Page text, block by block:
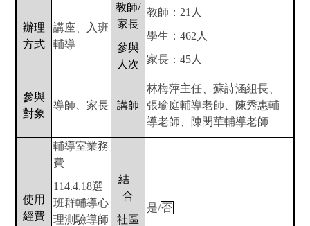
辦理
方式
講座、入班
輔導
教師/
家長
參與
人次
教師：21人
學生：462人
家長：45人
參與
對象
導師、家長 講師
林梅萍主任、蘇詩涵組長、
張瑜庭輔導老師、陳秀惠輔
導老師、陳閔華輔導老師
使用
經費
輔導室業務
費
114.4.18選
班群輔導心
理測驗導師
結
合
社區
是/否